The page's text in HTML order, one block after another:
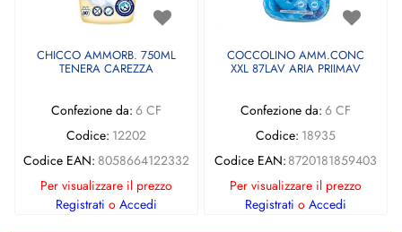
CHICCO AMMORB. 750ML
TENERA CAREZZA
Confezione da: 6 CF
Codice: 12202
Codice EAN: 8058664122332
Per visualizzare il prezzo
Registrati o Accedi
COCCOLINO AMM.CONC
XXL 87LAV ARIA PRIIMAV
Confezione da: 6 CF
Codice: 18935
Codice EAN: 8720181859403
Per visualizzare il prezzo
Registrati o Accedi